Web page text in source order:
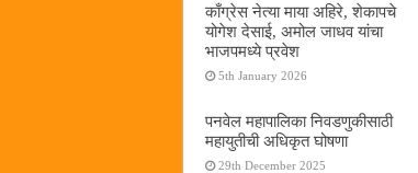
काँग्रेस नेत्या माया अहिरे, शेकापचे
योगेश देसाई, अमोल जाधव यांचा
भाजपमध्ये प्रवेश
5th January 2026
पनवेल महापालिका निवडणुकीसाठी
महायुतीची अधिकृत घोषणा
29th December 2025